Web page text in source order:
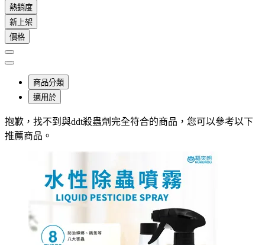
熱銷度
新上架
價格
商品分類
適用於
抱歉， 找不到與ddt殺蟲劑完全符合的商品，您可以參考以下
推薦商品 。